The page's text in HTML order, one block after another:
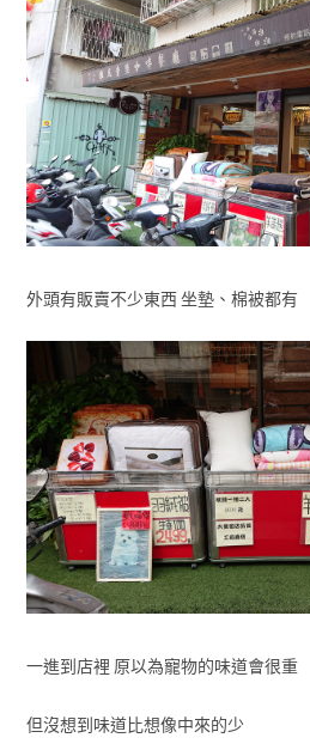
外頭有販賣不少東西 坐墊、棉被都有
一進到店裡 原以為寵物的味道會很重
但沒想到味道比想像中來的少